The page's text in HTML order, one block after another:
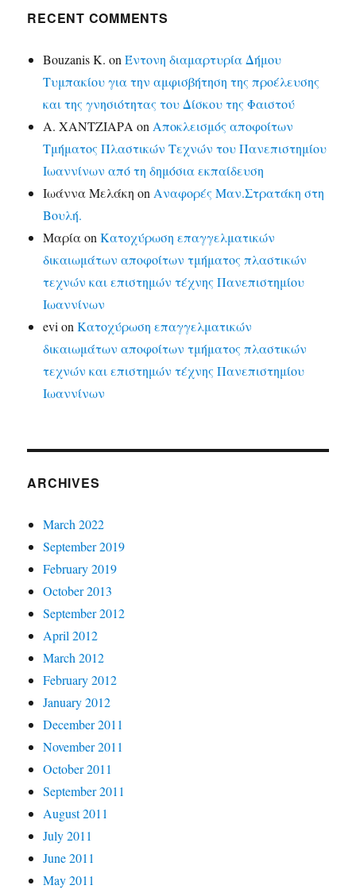
RECENT COMMENTS
Bouzanis K. onΈντονη διαμαρτυρία Δήμου
Τυμπακίου για την αμφισβήτηση της προέλευσης
και της γνησιότητας του Δίσκου της Φαιστού
Α. ΧΑΝΤΖΙΑΡΑ on Αποκλεισμός αποφοίτων
Τμήματος Πλαστικών Τεχνών του Πανεπιστημίου
Ιωαννίνων από τη δημόσια εκπαίδευση
Ιωάννα Μελάκη on Αναφορές Μαν.Στρατάκη στη
Βουλή.
ΜαρίαonΚατοχύρωση επαγγελματικών
δικαιωμάτων αποφοίτων τμήματος πλαστικών
τεχνών και επιστημών τέχνης Πανεπιστημίου
Ιωαννίνων
evi onΚατοχύρωση επαγγελματικών
δικαιωμάτων αποφοίτων τμήματος πλαστικών
τεχνών και επιστημών τέχνης Πανεπιστημίου
Ιωαννίνων
ARCHIVES
March 2022
September 2019
February 2019
October 2013
September 2012
April 2012
March 2012
February 2012
January 2012
December 2011
November 2011
October 2011
September 2011
August 2011
July 2011
June 2011
May 2011